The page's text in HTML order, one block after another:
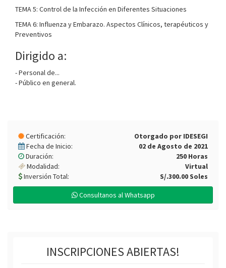
TEMA 5: Control de la Infección en Diferentes Situaciones
TEMA 6: Influenza y Embarazo. Aspectos Clínicos, terapéuticos y
Preventivos
Dirigido a:
- Personal de...
- Público en general.
Certificación:
Otorgado por IDESEGI
Fecha de Inicio:
02 de Agosto de 2021
Duración:
250 Horas
Modalidad:
Virtual
Inversión Total:
S/.300.00 Soles
Consultanos al Whatsapp
INSCRIPCIONES ABIERTAS!